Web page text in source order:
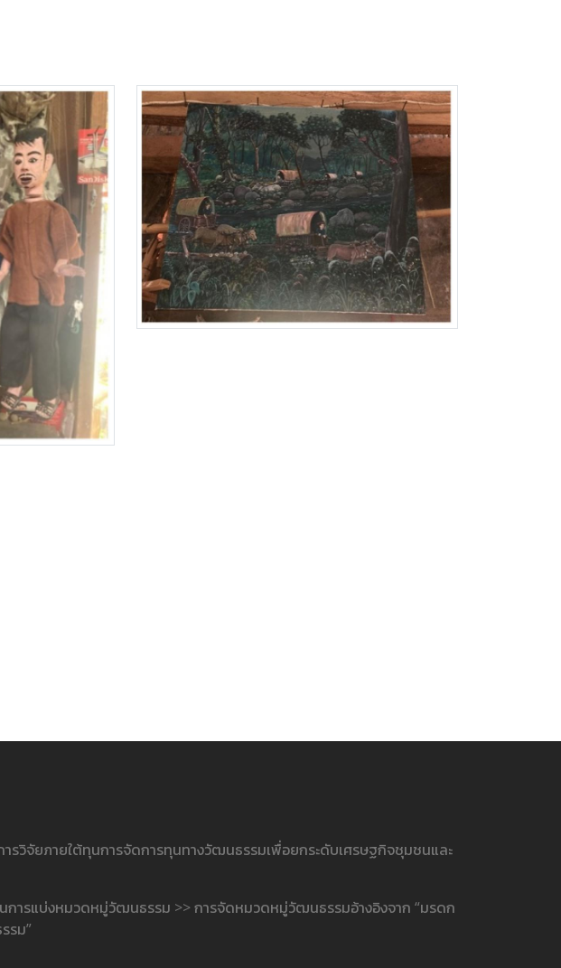
ารวิจัยภายใต้ทุนการจัดการทุนทางวัฒนธรรมเพื่อยกระดับเศรษฐกิจชุมชนและ
นการแบ่งหมวดหมู่วัฒนธรรม >> การจัดหมวดหมู่วัฒนธรรมอ้างอิงจาก “มรดก
รม”